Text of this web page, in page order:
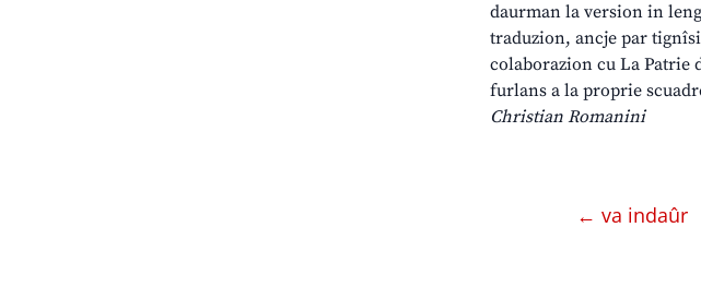
daurman la version in
traduzion, ancje par
colaborazion cu La Patrie
furlans a la proprie
Christian Romanini
← va indaûr